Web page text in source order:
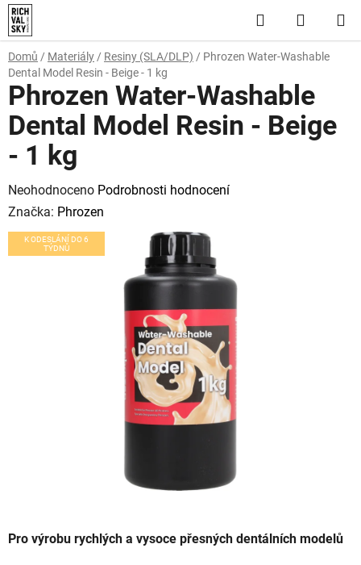
Přejít
na
obsah
Hledat
KOŠÍK
Domů / Materiály / Resiny (SLA/DLP) / Phrozen Water-Washable
Dental Model Resin - Beige - 1 kg
Pro výrobu rychlých a vysoce přesných dentálních modelů
Phrozen Water-Washable
Dental Model Resin - Beige
- 1 kg
Průměrné
hodnocení
produktu
je
Neohodnoceno Podrobnosti hodnocení
Značka: Phrozen
K ODESLÁNÍ DO 6
TÝDNŮ